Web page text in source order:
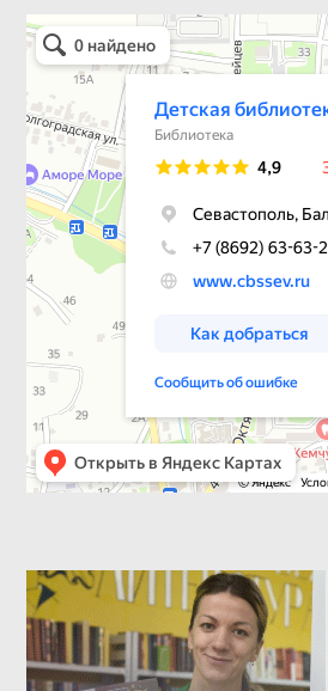
Детская библиотека-филиал № 9
Библиотека в Севастополе